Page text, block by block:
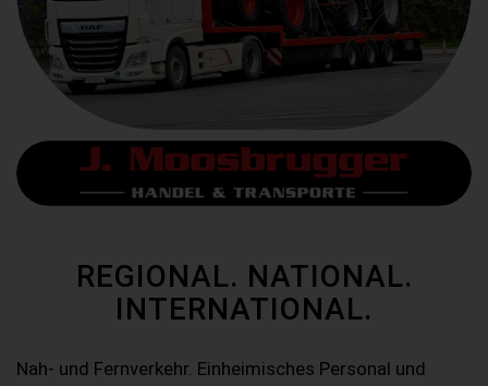
REGIONAL. NATIONAL.
INTERNATIONAL.
Nah- und Fernverkehr. Einheimisches Personal und